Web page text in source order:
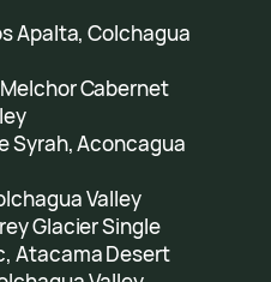
Apalta, Colchagua
Cabernet
Syrah, Aconcagua
Valley
Glacier Single
Atacama Desert